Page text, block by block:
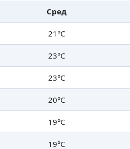
Сред
21°C
23°C
23°C
20°C
19°C
19°C